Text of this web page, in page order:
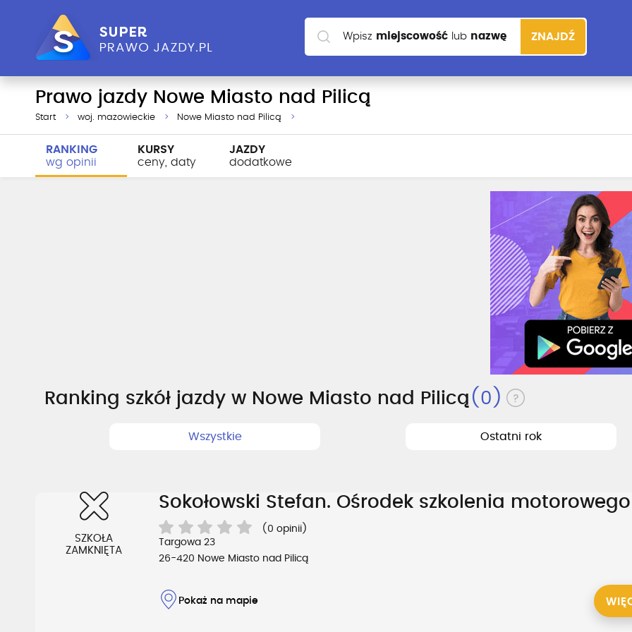
Wpisz miejscowość lub nazwę
szkoły
ZNAJDŹ
Prawo jazdy Nowe Miasto nad Pilicą
Start woj. mazowieckie Nowe Miasto nad Pilicą
RANKING
wg opinii
KURSY
ceny, daty
JAZDY
dodatkowe
Ranking szkół jazdy w Nowe Miasto nad Pilicą (0)
Wszystkie Ostatni rok
SZKOŁA
ZAMKNIĘTA
Sokołowski Stefan. Ośrodek szkolenia motorowego
(0 opinii)
Targowa 23
26-420 Nowe Miasto nad Pilicą
Pokaż na mapie